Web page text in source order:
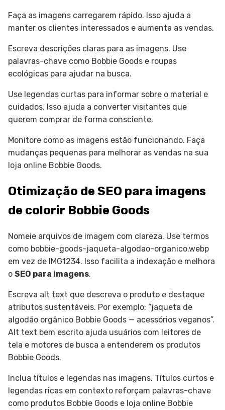
Faça as imagens carregarem rápido. Isso ajuda a
manter os clientes interessados e aumenta as vendas.
Escreva descrições claras para as imagens. Use
palavras-chave como Bobbie Goods e roupas
ecológicas para ajudar na busca.
Use legendas curtas para informar sobre o material e
cuidados. Isso ajuda a converter visitantes que
querem comprar de forma consciente.
Monitore como as imagens estão funcionando. Faça
mudanças pequenas para melhorar as vendas na sua
loja online Bobbie Goods.
Otimização de SEO para imagens
de colorir Bobbie Goods
Nomeie arquivos de imagem com clareza. Use termos
como bobbie-goods-jaqueta-algodao-organico.webp
em vez de IMG1234. Isso facilita a indexação e melhora
o SEO para imagens.
Escreva alt text que descreva o produto e destaque
atributos sustentáveis. Por exemplo: “jaqueta de
algodão orgânico Bobbie Goods — acessórios veganos”.
Alt text bem escrito ajuda usuários com leitores de
tela e motores de busca a entenderem os produtos
Bobbie Goods.
Inclua títulos e legendas nas imagens. Títulos curtos e
legendas ricas em contexto reforçam palavras-chave
como produtos Bobbie Goods e loja online Bobbie